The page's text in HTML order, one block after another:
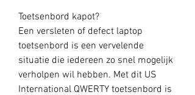
Toetsenbord kapot?
Een versleten of defect laptop
toetsenbord is een vervelende
situatie die iedereen zo snel mogelijk
verholpen wil hebben. Met dit US
International QWERTY toetsenbord is